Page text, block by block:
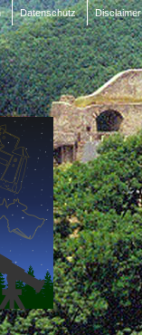
Datenschutz Disclaimer